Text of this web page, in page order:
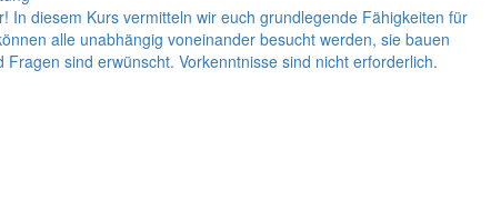
In diesem Kurs vermitteln wir euch grundlegende Fähigkeiten für
alle unabhängig voneinander besucht werden, sie bauen
sind erwünscht. Vorkenntnisse sind nicht erforderlich.